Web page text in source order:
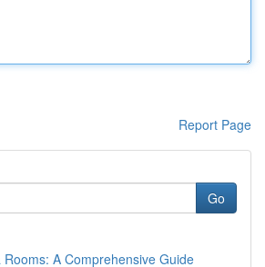
Report Page
Go
Rooms: A Comprehensive Guide